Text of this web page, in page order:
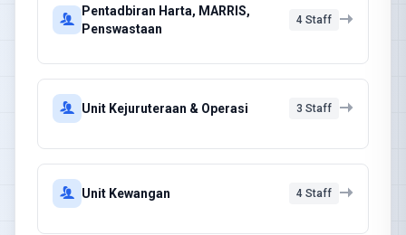
Pentadbiran Harta, MARRIS,
Penswastaan
4 Staff
Unit Kejuruteraan & Operasi 3 Staff
Unit Kewangan 4 Staff